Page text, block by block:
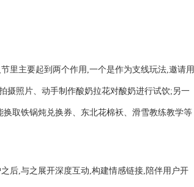
里主要起到两个作用,一个是作为支线玩法,邀请用
摄照片、动手制作酸奶拉花对酸奶进行试饮;另一
取铁锅炖兑换券、东北花棉袄、滑雪教练教学等
后,与之展开深度互动,构建情感链接,陪伴用户开